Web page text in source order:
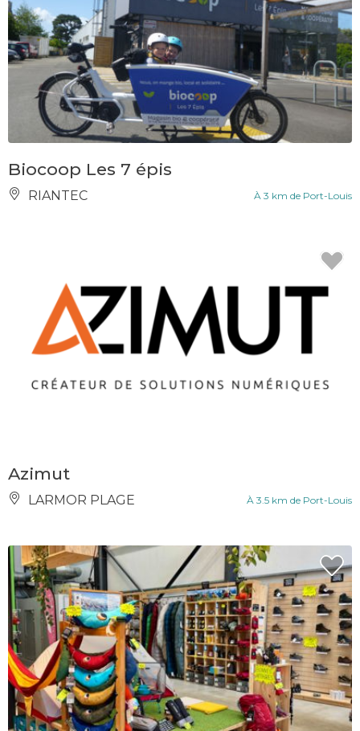
Biocoop Les 7 épis
RIANTEC À 3 km de Port-Louis
Azimut
LARMOR PLAGE À 3.5 km de Port-Louis